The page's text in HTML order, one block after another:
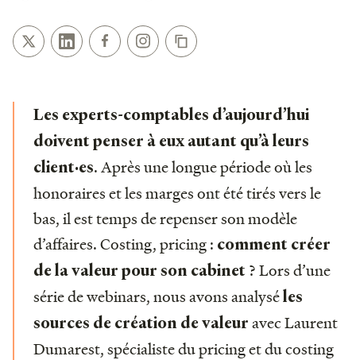
Les experts-comptables d’aujourd’hui
doivent penser à eux autant qu’à leurs
client·es. Après une longue période où les
honoraires et les marges ont été tirés vers le
bas, il est temps de repenser son modèle
d’affaires. Costing, pricing : comment créer
de la valeur pour son cabinet ? Lors d’une
série de webinars, nous avons analyséles
sources de création de valeur avec Laurent
Dumarest, spécialiste du pricing et du costing